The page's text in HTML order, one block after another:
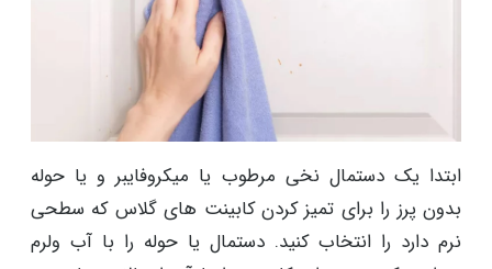
ابتدا یک دستمال نخی مرطوب یا میکروفایبر و یا حوله
بدون پرز را برای تمیز کردن کابینت های گلاس که سطحی
نرم دارد را انتخاب کنید. دستمال یا حوله را با آب ولرم